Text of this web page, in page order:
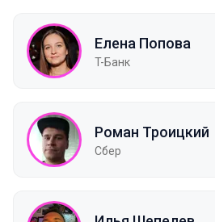
Елена Попова
T-Банк
Роман Троицкий
Сбер